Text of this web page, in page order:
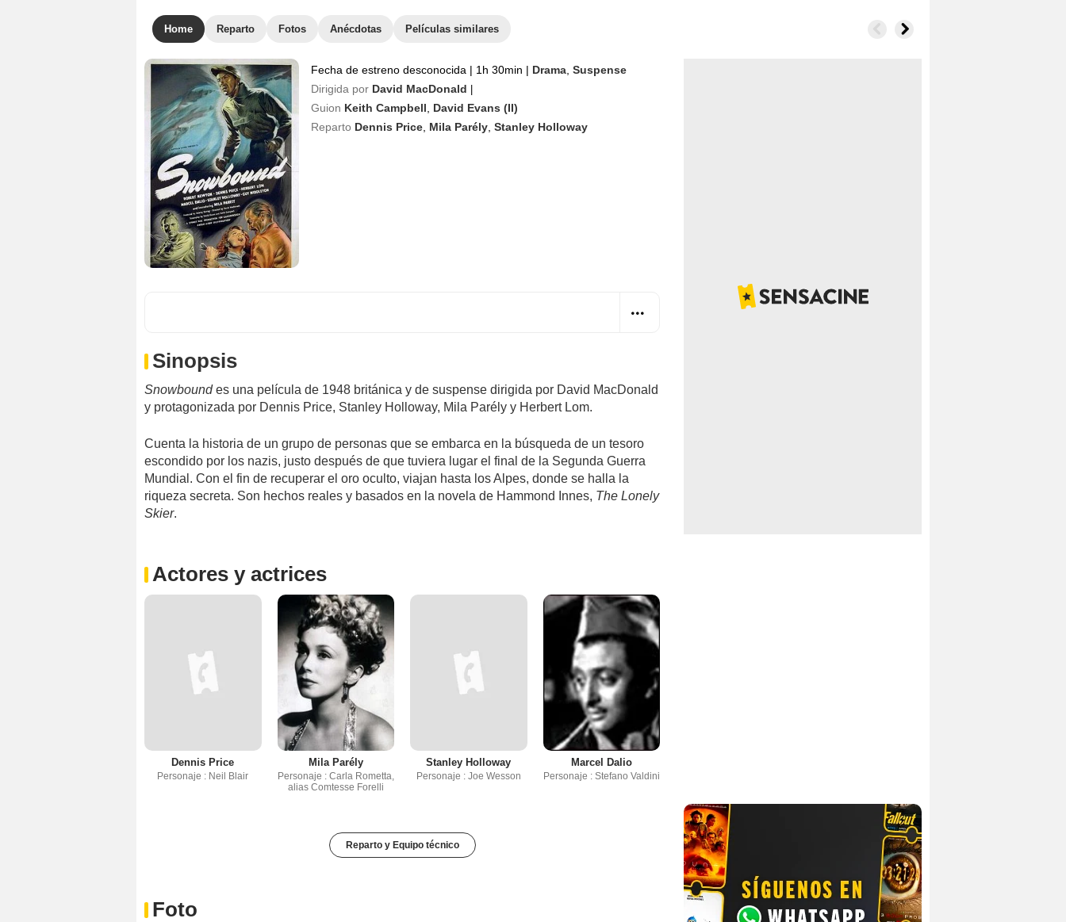
Home Reparto Fotos Anécdotas Películas similares
Fecha de estreno desconocida | 1h 30min | Drama Suspense
Dirigida por David MacDonald
Guion Keith Campbell
David Evans (II)
Reparto Dennis Price Mila Parély Stanley Holloway
Sinopsis
Snowboundes una película de 1948 británica y de suspense dirigida por David MacDonald
y protagonizada por Dennis Price, Stanley Holloway, Mila Parély y Herbert Lom.
Cuenta la historia de un grupo de personas que se embarca en la búsqueda de un tesoro
escondido por los nazis, justo después de que tuviera lugar el final de la Segunda Guerra
Mundial. Con el fin de recuperar el oro oculto, viajan hasta los Alpes, donde se halla la
riqueza secreta. Son hechos reales y basados en la novela de Hammond Innes, The Lonely
Skier.
Actores y actrices
Dennis Price
Personaje : Neil Blair
Mila Parély
Personaje : Carla Rometta,
alias Comtesse Forelli
Stanley Holloway
Personaje : Joe Wesson
Marcel Dalio
Personaje : Stefano Valdini
Reparto y Equipo técnico
Foto